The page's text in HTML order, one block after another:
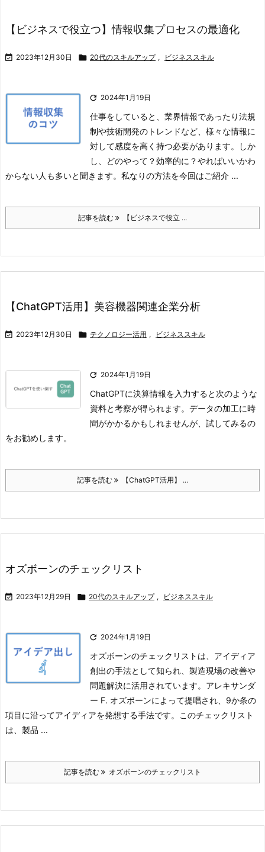
【ビジネスで役立つ】情報収集プロセスの最適化
 2023年12月30日  20代のスキルアップ , ビジネススキル
 2024年1月19日
仕事をしていると、業界情報であったり法規
制や技術開発のトレンドなど、様々な情報に
対して感度を高く持つ必要があります。
しか
し、どのやって？効率的に？やればいいかわ
からない人も多いと聞きます。 私なりの方法を今回はご紹介 ...
記事を読む 【ビジネスで役立 ...
【ChatGPT活用】美容機器関連企業分析
 2023年12月30日  テクノロジー活用 , ビジネススキル
 2024年1月19日
ChatGPTに決算情報を入力すると次のような
資料と考察が得られます。 データの加工に時
間がかかるかもしれませんが、試してみるの
をお勧めします。
記事を読む 【ChatGPT活用】 ...
オズボーンのチェックリスト
 2023年12月29日  20代のスキルアップ , ビジネススキル
 2024年1月19日
オズボーンのチェックリストは、アイディア
創出の手法として知られ、製造現場の改善や
問題解決に活用されています。アレキサンダ
ー F. オズボーンによって提唱され、9か条の
項目に沿ってアイディアを発想する手法です。このチェックリスト
は、製品 ...
記事を読む オズボーンのチェックリスト